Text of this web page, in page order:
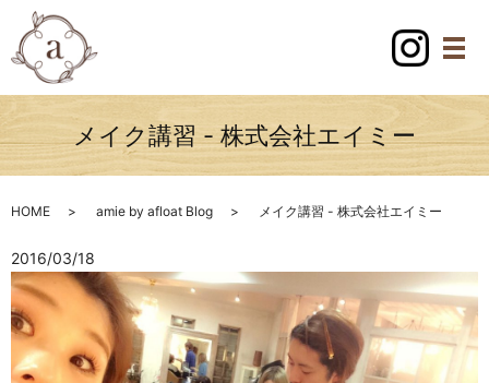
メイク講習 - 株式会社エイミー
HOME amie by afloat Blog メイク講習 - 株式会社エイミー
2016/03/18